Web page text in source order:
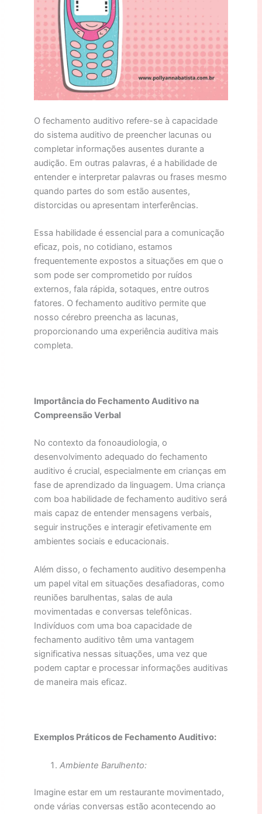
O fechamento auditivo refere-se à capacidade
do sistema auditivo de preencher lacunas ou
completar informações ausentes durante a
audição. Em outras palavras, é a habilidade de
entender e interpretar palavras ou frases mesmo
quando partes do som estão ausentes,
distorcidas ou apresentam interferências.
Essa habilidade é essencial para a comunicação
eficaz, pois, no cotidiano, estamos
frequentemente expostos a situações em que o
som pode ser comprometido por ruídos
externos, fala rápida, sotaques, entre outros
fatores. O fechamento auditivo permite que
nosso cérebro preencha as lacunas,
proporcionando uma experiência auditiva mais
completa.
Importância do Fechamento Auditivo na
Compreensão Verbal
No contexto da fonoaudiologia, o
desenvolvimento adequado do fechamento
auditivo é crucial, especialmente em crianças em
fase de aprendizado da linguagem. Uma criança
com boa habilidade de fechamento auditivo será
mais capaz de entender mensagens verbais,
seguir instruções e interagir efetivamente em
ambientes sociais e educacionais.
Além disso, o fechamento auditivo desempenha
um papel vital em situações desafiadoras, como
reuniões barulhentas, salas de aula
movimentadas e conversas telefônicas.
Indivíduos com uma boa capacidade de
fechamento auditivo têm uma vantagem
significativa nessas situações, uma vez que
podem captar e processar informações auditivas
de maneira mais eficaz.
Exemplos Práticos de Fechamento Auditivo:
Ambiente Barulhento:
Imagine estar em um restaurante movimentado,
onde várias conversas estão acontecendo ao